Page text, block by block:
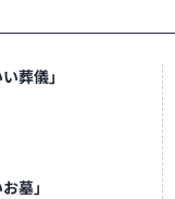
葬儀」
墓」